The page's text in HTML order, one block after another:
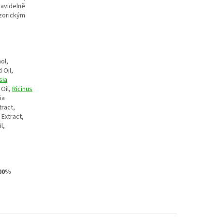
Oil,
Ricinus